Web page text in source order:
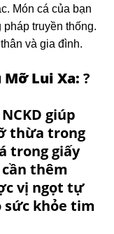
Món cá của bạn
truyền thống.
và gia đình.
Mỡ Lui Xa: ?
giúp
thừa trong
trong giấy
thêm
vị ngọt tự
sức khỏe tim